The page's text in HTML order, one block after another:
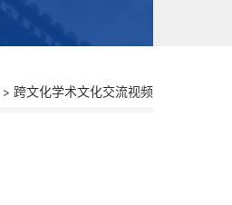
跨文化学术文化交流视频